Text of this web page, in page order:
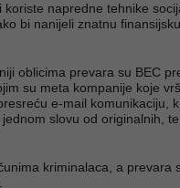
koriste napredne tehnike
bi nanijeli znatnu
oblicima prevara su BEC
su meta kompanije koje
e-mail komunikaciju,
slovu od originalnih,
kriminalaca, a prevara